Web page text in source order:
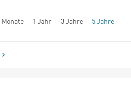
Monate 1 Jahr 3 Jahre 5 Jahre